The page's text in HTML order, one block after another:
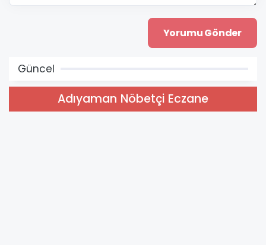
Güncel
Adıyaman Nöbetçi Eczane